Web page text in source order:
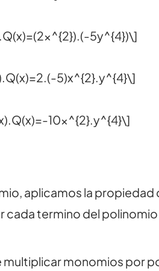
aplicamos la
cada termino del
monomios por